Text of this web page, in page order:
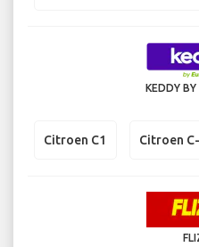
KEDDY
Citroen C1 Citroen